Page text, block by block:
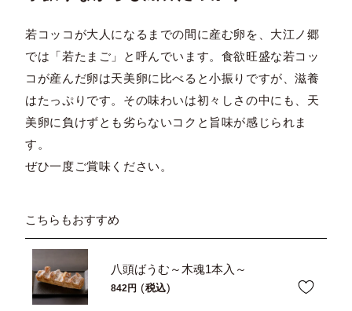
若コッコが大人になるまでの間に産む卵を、大江ノ郷
では「若たまご」と呼んでいます。食欲旺盛な若コッ
コが産んだ卵は天美卵に比べると小振りですが、滋養
はたっぷりです。その味わいは初々しさの中にも、天
美卵に負けずとも劣らないコクと旨味が感じられま
す。
ぜひ一度ご賞味ください。
こちらもおすすめ
八頭ばうむ～木魂1本入～
842 税込